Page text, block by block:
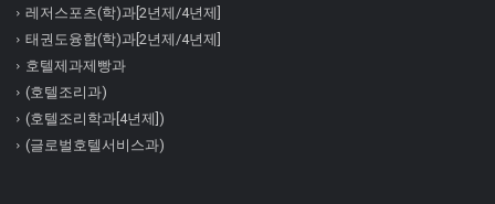
레저스포츠(학)과[2년제/4년제]
태권도융합(학)과[2년제/4년제]
호텔제과제빵과
(호텔조리과)
(호텔조리학과[4년제])
(글로벌호텔서비스과)